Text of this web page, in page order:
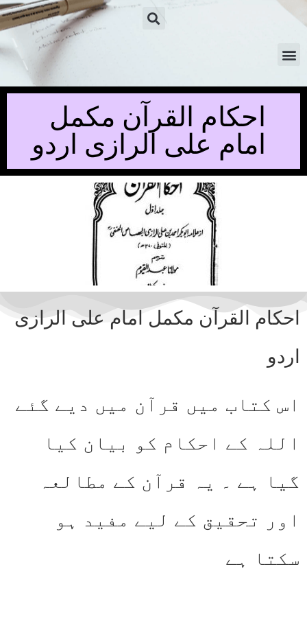
احکام القرآن مکمل
امام علی الرازی اردو
احکام القرآن مکمل امام علی الرازی
اردو
اس کتاب میں قرآن میں دیے گئے
اللہ کے احکام کو بیان کیا
گیا ہے ۔ یہ قرآن کے مطالعہ
اور تحقیق کے لیے مفید ہو
سکتا ہے